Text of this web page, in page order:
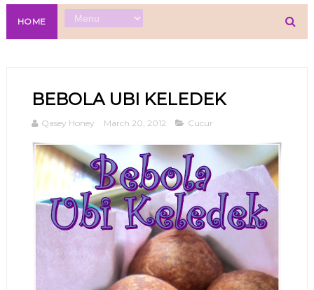
HOME
BEBOLA UBI KELEDEK
Qasey Honey March 20, 2012 Cucur